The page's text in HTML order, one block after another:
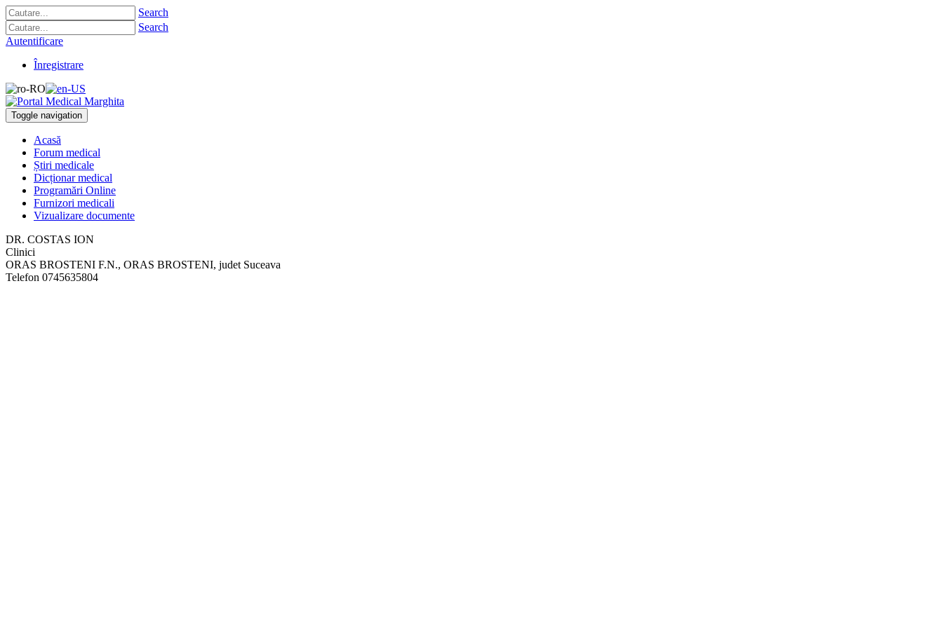
Search
Search
Autentificare
Înregistrare
Toggle navigation
Acasă
Forum medical
Știri medicale
Dicționar medical
Programări Online
Furnizori medicali
Vizualizare documente
DR. COSTAS ION
Clinici
ORAS BROSTENI F.N., ORAS BROSTENI, judet Suceava
Telefon 0745635804